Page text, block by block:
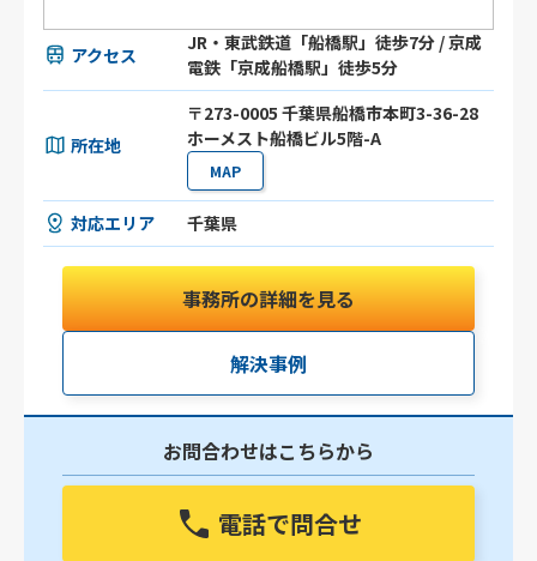
アクセス
JR・東武鉄道「船橋駅」徒歩7分 / 京成
電鉄「京成船橋駅」徒歩5分
所在地
〒273-0005 千葉県船橋市本町3-36-28
ホーメスト船橋ビル5階-A
MAP
対応エリア 千葉県
事務所の詳細を見る
解決事例
お問合わせはこちらから
電話で問合せ